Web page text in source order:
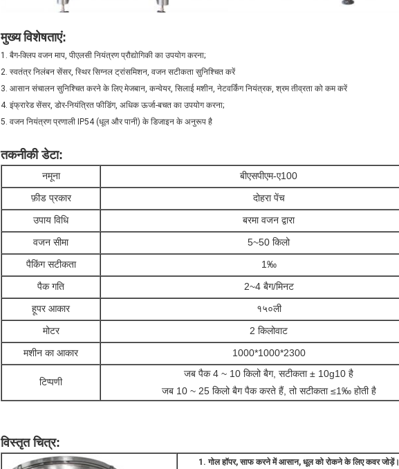
मुख्य विशेषताएं:
1. बैग-क्लिप वजन माप, पीएलसी नियंत्रण प्रौद्योगिकी का उपयोग करना;
2. स्वतंत्र निलंबन सेंसर, स्थिर सिग्नल ट्रांसमिशन, वजन सटीकता सुनिश्चित करें
3. आसान संचालन सुनिश्चित करने के लिए मेजबान, कन्वेयर, सिलाई मशीन, नेटवर्किंग नियंत्रक, श्रम तीव्रता को कम करें
4. इंफ्रारेड सेंसर, डोर-नियंत्रित फीडिंग, अधिक ऊर्जा-बचत का उपयोग करना;
5. वजन नियंत्रण प्रणाली IP54 (धूल और पानी) के डिजाइन के अनुरूप है
तकनीकी डेटा:
नमूना
बीएसपीएम-ए100
फ़ीड प्रकार
दोहरा पेंच
उपाय विधि
बरमा वजन द्वारा
वजन सीमा
5~50 किलो
पैकिंग सटीकता
1‰
पैक गति
2~4 बैग/मिनट
हूपर आकार
१५०ली
मोटर
2 किलोवाट
मशीन का आकार
1000*1000*2300
टिप्पणी
जब पैक 4 ~ 10 किलो बैग, सटीकता ± 10g10 है
जब 10 ~ 25 किलो बैग पैक करते हैं, तो सटीकता ≤1‰ होती है
विस्तृत चित्र:
1. गोल हॉपर, साफ करने में आसान, धूल को रोकने के लिए कवर जोड़ें।